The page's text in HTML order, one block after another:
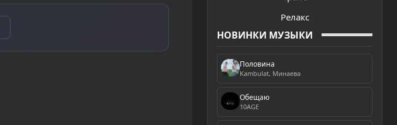
Релакс
НОВИНКИ МУЗЫКИ
Половина
Kambulat, Минаева
Обещаю
10AGE